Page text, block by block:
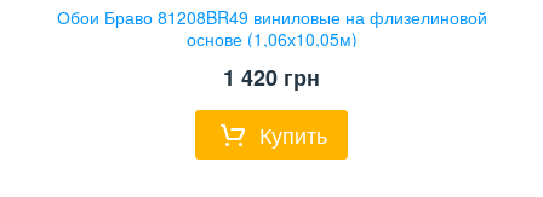
Обои Браво 81208BR49 виниловые на флизелиновой
основе (1,06х10,05м)
1 420 грн
Купить